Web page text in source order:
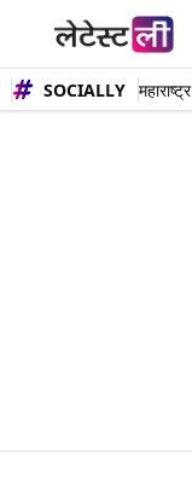
SOCIALLY महाराष्ट्र